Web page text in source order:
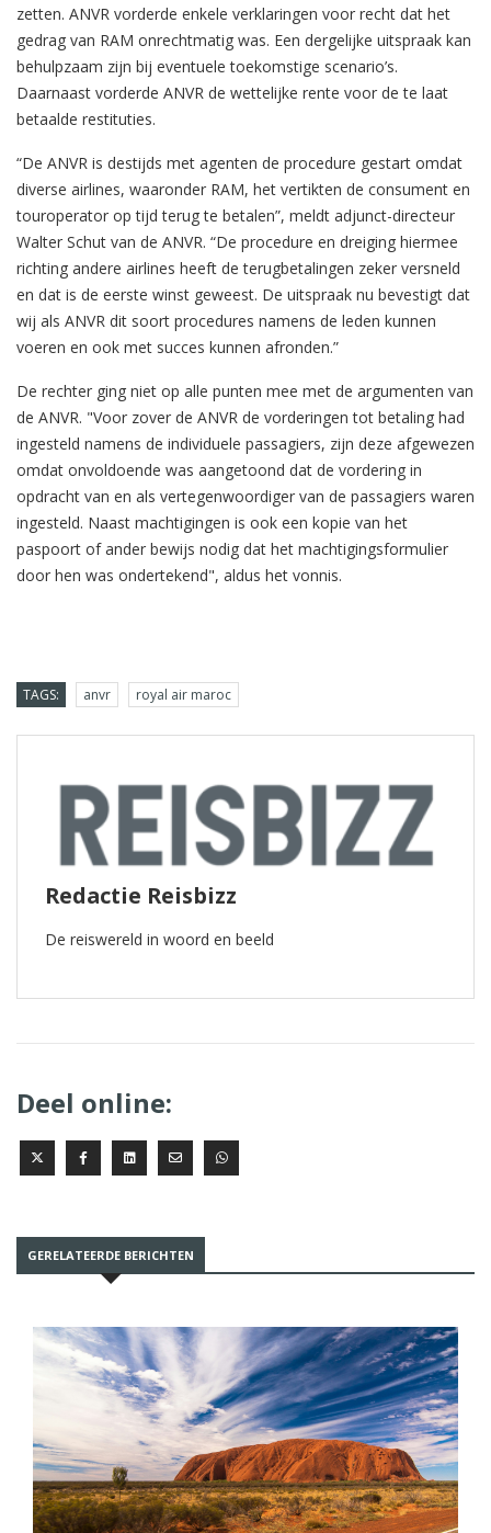
zetten. ANVR vorderde enkele verklaringen voor recht dat het
gedrag van RAM onrechtmatig was. Een dergelijke uitspraak kan
behulpzaam zijn bij eventuele toekomstige scenario’s.
Daarnaast vorderde ANVR de wettelijke rente voor de te laat
betaalde restituties.
“De ANVR is destijds met agenten de procedure gestart omdat
diverse airlines, waaronder RAM, het vertikten de consument en
touroperator op tijd terug te betalen”, meldt adjunct-directeur
Walter Schut van de ANVR. “De procedure en dreiging hiermee
richting andere airlines heeft de terugbetalingen zeker versneld
en dat is de eerste winst geweest. De uitspraak nu bevestigt dat
wij als ANVR dit soort procedures namens de leden kunnen
voeren en ook met succes kunnen afronden.”
De rechter ging niet op alle punten mee met de argumenten van
de ANVR. "Voor zover de ANVR de vorderingen tot betaling had
ingesteld namens de individuele passagiers, zijn deze afgewezen
omdat onvoldoende was aangetoond dat de vordering in
opdracht van en als vertegenwoordiger van de passagiers waren
ingesteld. Naast machtigingen is ook een kopie van het
paspoort of ander bewijs nodig dat het machtigingsformulier
door hen was ondertekend", aldus het vonnis.
TAGS: anvr royal air maroc
Redactie Reisbizz
De reiswereld in woord en beeld
Deel online:
GERELATEERDE BERICHTEN